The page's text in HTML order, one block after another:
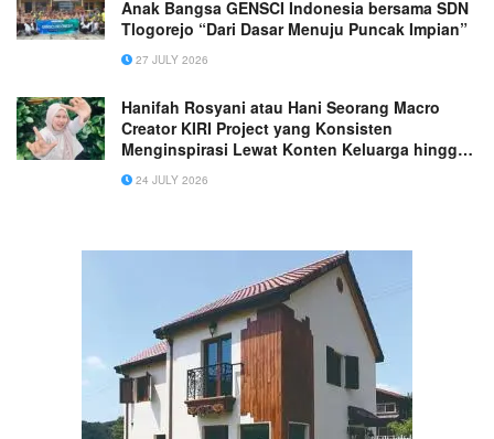
Anak Bangsa GENSCI Indonesia bersama SDN
Tlogorejo “Dari Dasar Menuju Puncak Impian”
27 JULY 2026
Hanifah Rosyani atau Hani Seorang Macro
Creator KIRI Project yang Konsisten
Menginspirasi Lewat Konten Keluarga hingga
Dipercaya Lebih dari 100 Brand Nasional!
24 JULY 2026